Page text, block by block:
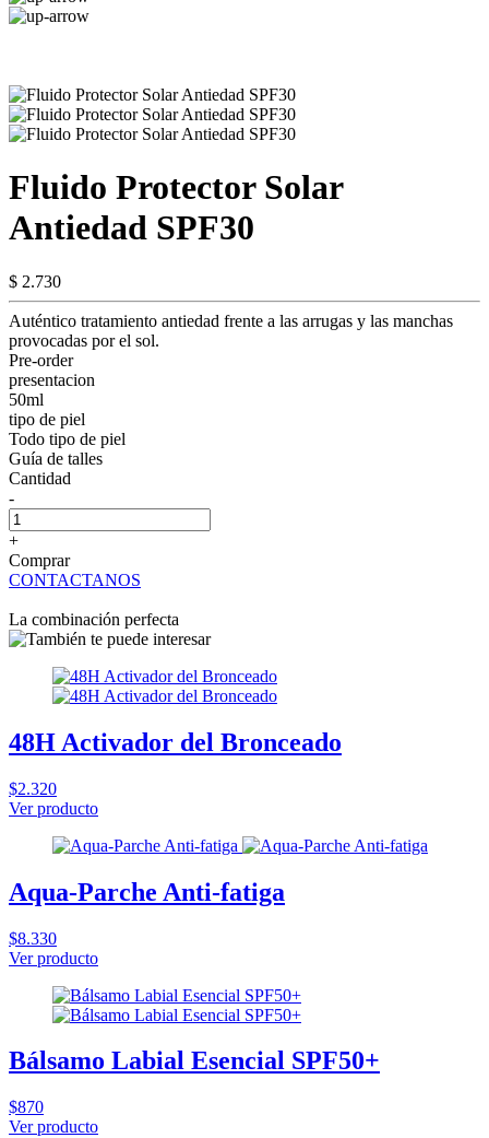
Fluido Protector Solar
Antiedad SPF30
$ 2.730
Auténtico tratamiento antiedad frente a las arrugas y las manchas
provocadas por el sol.
Pre-order
presentacion
50ml
tipo de piel
Todo tipo de piel
Guía de talles
Cantidad
-
+
Comprar
CONTACTANOS
La combinación perfecta
48H Activador del Bronceado
$2.320
Ver producto
Aqua-Parche Anti-fatiga
$8.330
Ver producto
Bálsamo Labial Esencial SPF50+
$870
Ver producto